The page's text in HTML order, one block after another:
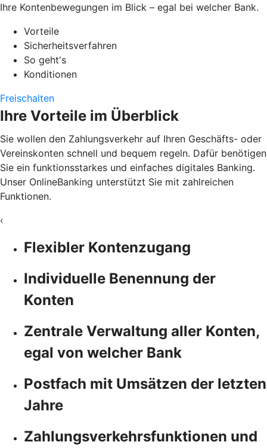
Ihre Kontenbewegungen im Blick – egal bei welcher Bank.
Vorteile
Sicherheitsverfahren
So geht's
Konditionen
Freischalten
Ihre Vorteile im Überblick
Sie wollen den Zahlungsverkehr auf Ihren Geschäfts- oder
Vereinskonten schnell und bequem regeln. Dafür benötigen
Sie ein funktionsstarkes und einfaches digitales Banking.
Unser OnlineBanking unterstützt Sie mit zahlreichen
Funktionen.
‹
Flexibler Kontenzugang
Individuelle Benennung der
Konten
Zentrale Verwaltung aller Konten,
egal von welcher Bank
Postfach mit Umsätzen der letzten
Jahre
Zahlungsverkehrsfunktionen und